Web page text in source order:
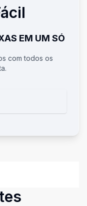
EM UM SÓ
com todos os